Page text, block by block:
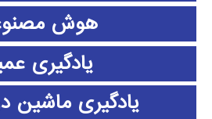
هوش
یادگیری
یادگیری ماشین